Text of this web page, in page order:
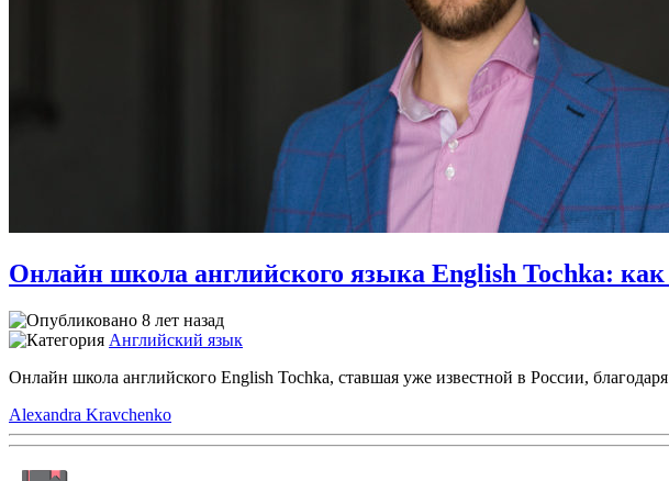
Онлайн школа английского языка English Tochka: как
8 лет назад
Английский язык
Онлайн школа английского English Tochka, ставшая уже известной в России,
Alexandra Kravchenko